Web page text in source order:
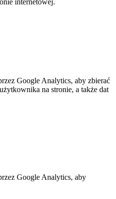
Google Analytics, aby zbierać
na stronie, a także dat
Google Analytics, aby